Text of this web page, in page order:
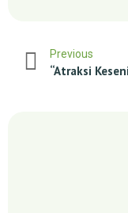
Previous